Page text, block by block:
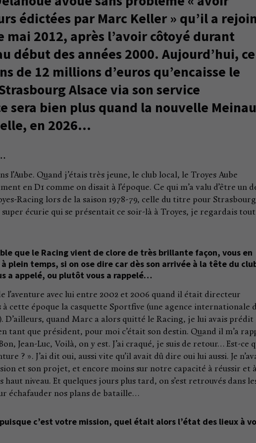
édictées par Marc Keller » qu’il a
mai 2012, après l’avoir côtoyé durant
début des années 2000. Aujourd’hui, ce
de 12 millions d’euros qu’encaisse le
Alsace via son service
sera bien plus quand la nouvelle Meinau
en 2026…
l’Aube. Quand j’étais très jeune, le club local, le Troyes Aube
en D1 comme on disait à l’époque. Ce qui m’a valu d’être un
Racing lors de la saison 1978-79, celle du titre pour
super écurie qui se présentait ce soir-là à Troyes, je regardais
que le Racing vient de clore de très brillante façon, vous en
plein temps, si on ose dire car dès son arrivée à la tête du
a appelé, ou plutôt vous a rappelé…
de l’aventure avec lui entre 2002 et 2006 quand il était directeur
à cette époque la casquette Sportfive (une agence internationale
quand Marc a alors quitté le Racing, je lui avais prédit
tant que président, pour moi c’était son destin. Quand il m’a
Jean-Luc, Voilà, on y est. J’ai craqué, je suis de retour… Est-ce
? ». J’ai dit oui, aussi vite qu’il avait dû dire oui lui aussi. Je
et son projet, et encore moins sur notre capacité à réussir et
haut niveau. Et quelques jours plus tard, on s’est retrouvés dans
échafauder nos plans de bataille…
c’est votre mission, quel était alors l’état des lieux à